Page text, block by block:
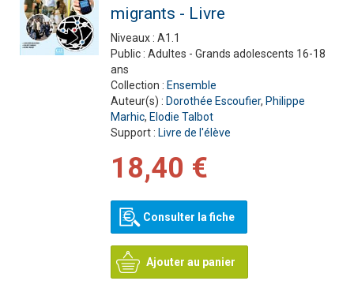
migrants - Livre
Niveaux : A1.1
Public : Adultes - Grands adolescents 16-18
ans
Collection : Ensemble
Auteur(s) : Dorothée Escoufier, Philippe
Marhic, Elodie Talbot
Support : Livre de l'élève
18,40 €
Consulter la fiche
Ajouter au panier